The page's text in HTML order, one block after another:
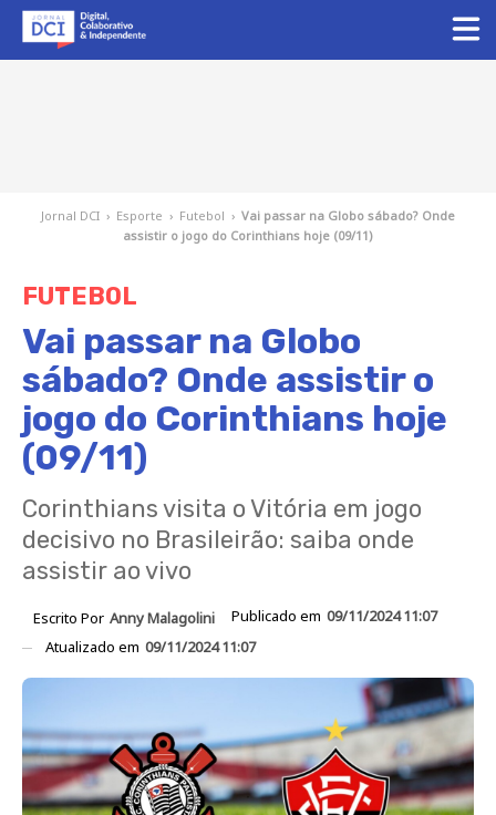
Jornal DCI › Esporte › Futebol › Vai passar na Globo sábado? Onde
assistir o jogo do Corinthians hoje (09/11)
FUTEBOL
Vai passar na Globo
sábado? Onde assistir o
jogo do Corinthians hoje
(09/11)
Corinthians visita o Vitória em jogo
decisivo no Brasileirão: saiba onde
assistir ao vivo
Escrito Por Anny Malagolini Publicado em 09/11/2024 11:07
Atualizado em 09/11/2024 11:07